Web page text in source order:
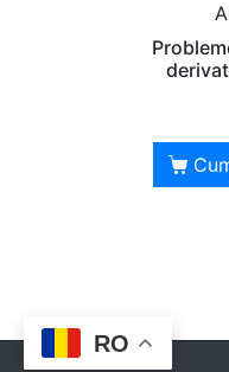
RO